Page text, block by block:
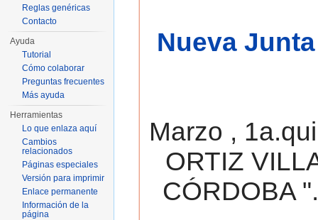
Nueva
Marzo ,
ORTIZ
CÓRDOBA
Reglas genéricas
Contacto
Ayuda
Tutorial
Cómo colaborar
Preguntas frecuentes
Más ayuda
Herramientas
Lo que enlaza aquí
Cambios
relacionados
Páginas especiales
Versión para imprimir
Enlace permanente
Información de la
página